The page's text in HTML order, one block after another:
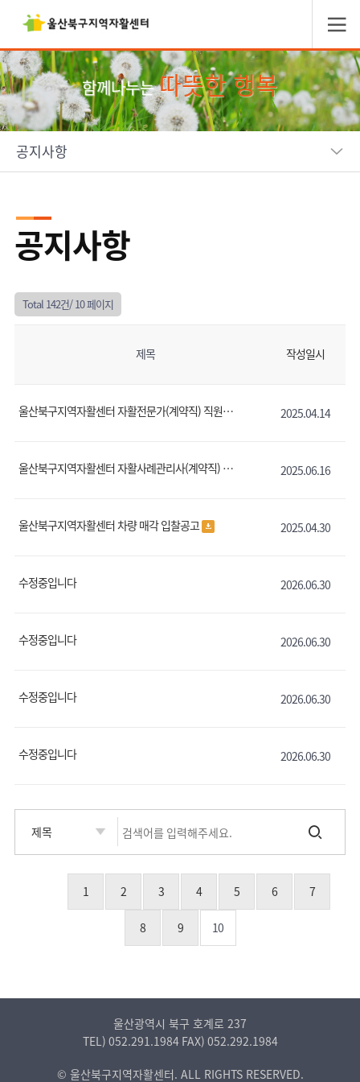
함께나누는따뜻한 행복
공지사항
공지사항
Total 142건/10 페이지
제목 작성일시
울산북구지역자활센터 자활전문가(계약직) 직원 채용 공고 2025.04.14
울산북구지역자활센터 자활사례관리사(계약직) 직원 채용 공고(2차) 2025.06.16
울산북구지역자활센터 차량 매각 입찰공고 2025.04.30
수정중입니다 2026.06.30
수정중입니다 2026.06.30
수정중입니다 2026.06.30
수정중입니다 2026.06.30
1 2 3 4 5 6 7
8 9 10
울산광역시 북구 호계로 237
TEL) 052.291.1984 FAX) 052.292.1984
© 울산북구지역자활센터. ALL RIGHTS RESERVED.